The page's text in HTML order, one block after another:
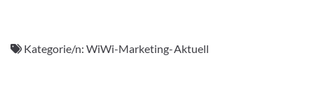
Kategorie/n:WiWi-Marketing-Aktuell